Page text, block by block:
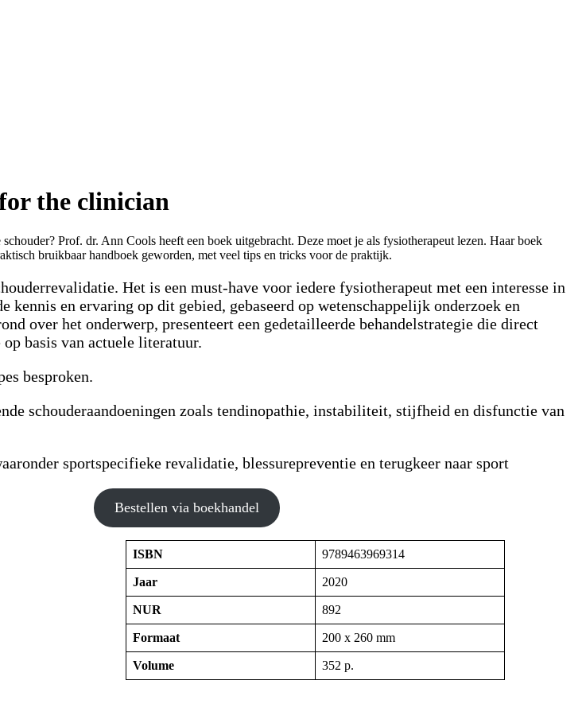
the clinician
Prof. dr. Ann Cools heeft een boek uitgebracht. Deze moet je als fysiotherapeut lezen. Haar boek
bruikbaar handboek geworden, met veel tips en tricks voor de praktijk.
Het is een must-have voor iedere fysiotherapeut met een interesse in
en ervaring op dit gebied, gebaseerd op wetenschappelijk onderzoek en
over het onderwerp, presenteert een gedetailleerde behandelstrategie die direct
basis van actuele literatuur.
besproken.
schouderaandoeningen zoals tendinopathie, instabiliteit, stijfheid en disfunctie van
sportspecifieke revalidatie, blessurepreventie en terugkeer naar sport
Bestellen via boekhandel
ISBN 9789463969314
Jaar 2020
NUR 892
Formaat 200 x 260 mm
Volume 352 p.